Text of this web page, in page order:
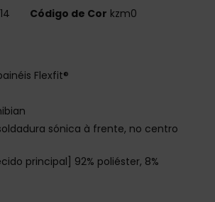
Código de Cor kzm0
Flexfit®
sónica à frente, no centro
principal] 92% poliéster, 8%